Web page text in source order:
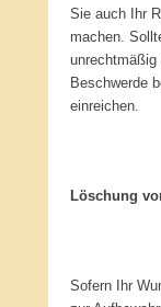
Sie auch Ihr
machen.
unrechtmäßig
Beschwerde
einreichen.
Löschung
Sofern Ihr